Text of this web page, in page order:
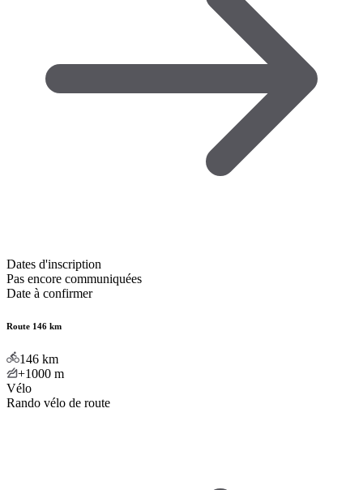
Dates d'inscription
Pas encore communiquées
Date à confirmer
Route 146 km
146 km
+1000 m
Vélo
Rando vélo de route